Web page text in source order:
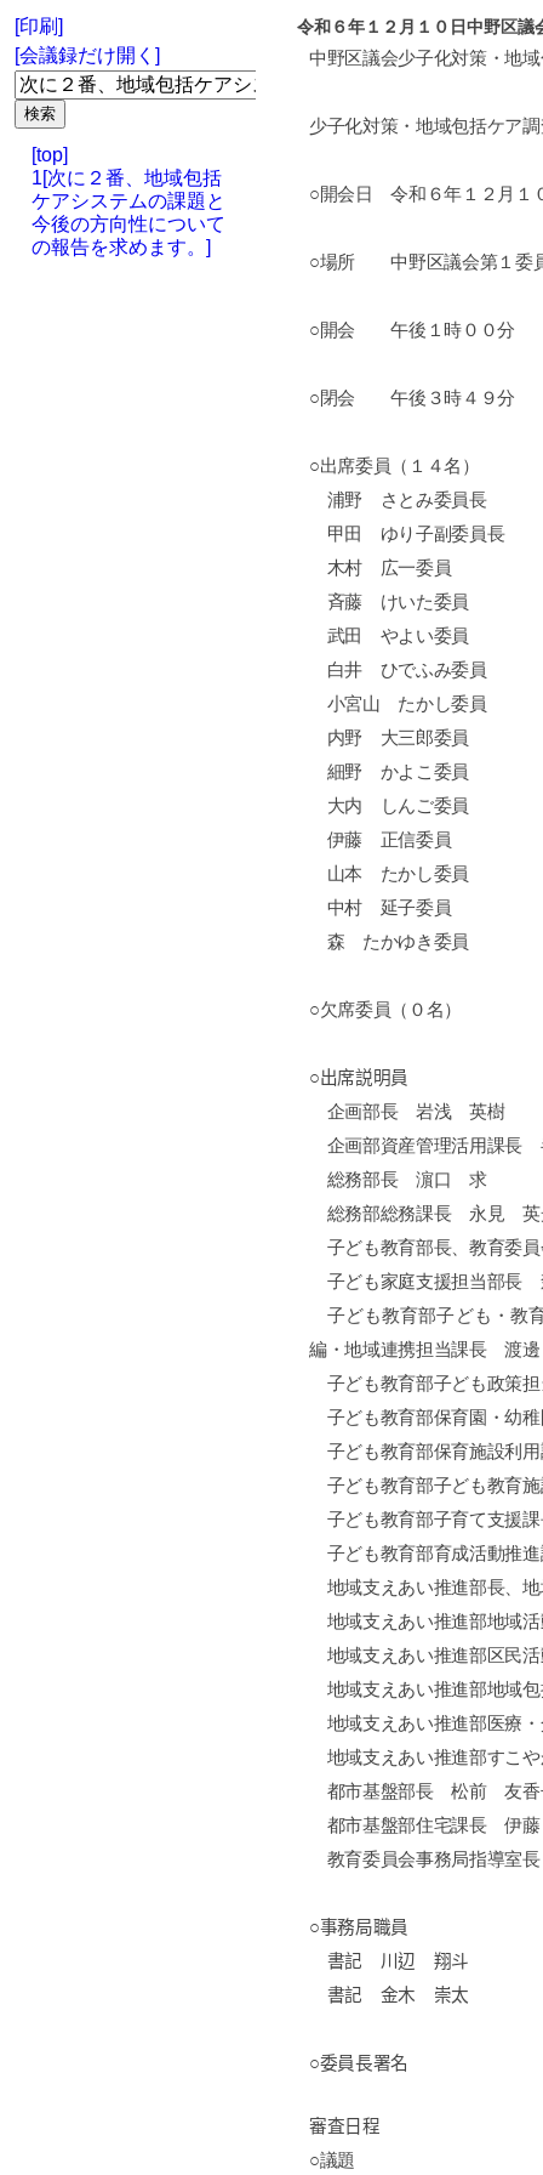
[印刷]
[会議録だけ開く]
[top]
1[次に２番、地域包括
ケアシステムの課題と
今後の方向性について
の報告を求めます。]
令和６年１２月１０日中野区
中野区議会少子化対策・地
少子化対策・地域包括ケア
○開会日 令和６年１２月１
○場所 中野区議会第１委
○開会 午後１時００分
○閉会 午後３時４９分
○出席委員（１４名）
浦野 さとみ委員長
甲田 ゆり子副委員長
木村 広一委員
斉藤 けいた委員
武田 やよい委員
白井 ひでふみ委員
小宮山 たかし委員
内野 大三郎委員
細野 かよこ委員
大内 しんご委員
伊藤 正信委員
山本 たかし委員
中村 延子委員
森 たかゆき委員
○欠席委員（０名）
○出席説明員
企画部長 岩浅 英樹
企画部資産管理活用課
総務部長 濵口 求
総務部総務課長 永見 英
子ども教育部長、教育委
子ども家庭支援担当部長
子ども教育部子ども・教
編・地域連携担当課長 渡
子ども教育部子ども政策
子ども教育部保育園・幼
子ども教育部保育施設利
子ども教育部子ども教育
子ども教育部子育て支援
子ども教育部育成活動推
地域支えあい推進部長、
地域支えあい推進部地域
地域支えあい推進部区民
地域支えあい推進部地域
地域支えあい推進部医療
地域支えあい推進部すこ
都市基盤部長 松前 友香
都市基盤部住宅課長 伊
教育委員会事務局指導室
○事務局職員
書記 川辺 翔斗
書記 金木 崇太
○委員長署名
審査日程
○議題